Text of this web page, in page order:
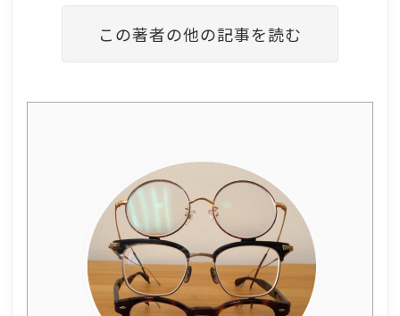
この著者の他の記事を読む